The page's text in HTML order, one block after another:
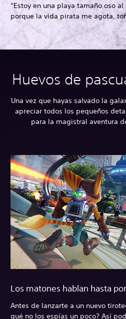
“Estoy en una playa tamaño oso
porque la vida pirata me agota,
Huevos de
Una vez que hayas salvado la
apreciar todos los pequeños
para la magistral aventura
Los matones hablan hasta
Antes de lanzarte a un nuevo
qué no los espías un poco? Así